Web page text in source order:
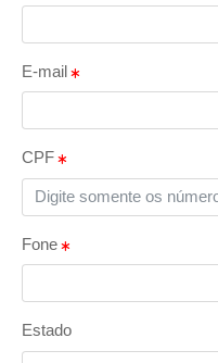
E-mail
CPF
Fone
Estado